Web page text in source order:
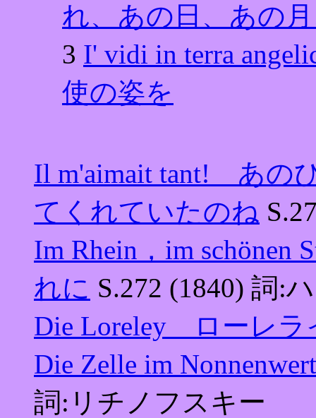
れ、あの日、あの
3 I' vidi in terra
使の姿を
Il m'aimait tant! あの
てくれていたのね
Im Rhein，im
れに S.272 (1840) 詞:
Die Loreley ローレラ
Die Zelle im
詞:リチノフスキー